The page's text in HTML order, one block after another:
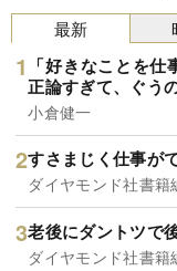
最新
「好きなことを
正論すぎて、ぐう
小倉健一
すさまじく仕事が
ダイヤモンド社書籍
老後にダントツで
ダイヤモンド社書籍